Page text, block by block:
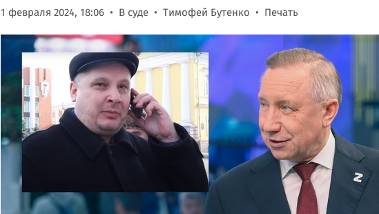
1 февраля 2024, 18:06 В суде Тимофей Бутенко Печать